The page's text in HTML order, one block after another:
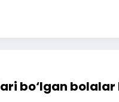
bo‘lgan